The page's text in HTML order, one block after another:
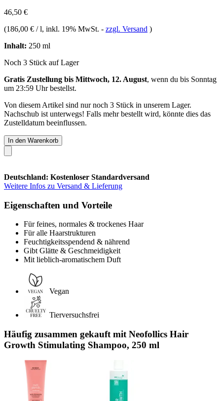
46,50 €
(186,00 € / l, inkl. 19% MwSt. - zzgl. Versand )
Inhalt: 250 ml
Noch 3 Stück auf Lager
Gratis Zustellung bis Mittwoch, 12. August, wenn du bis Sonntag
um 23:59 Uhrbestellst.
Von diesem Artikel sind nur noch 3 Stück in unserem Lager.
Nachschub ist unterwegs! Falls mehr bestellt wird, könnte dies das
Zustelldatum beeinflussen.
In den Warenkorb
Deutschland: Kostenloser Standardversand
Weitere Infos zu Versand & Lieferung
Eigenschaften und Vorteile
Für feines, normales & trockenes Haar
Für alle Haarstrukturen
Feuchtigkeitsspendend & nährend
Gibt Glätte & Geschmeidigkeit
Mit lieblich-aromatischem Duft
Vegan
Tierversuchsfrei
Häufig zusammen gekauft mit Neofollics Hair
Growth Stimulating Shampoo, 250 ml